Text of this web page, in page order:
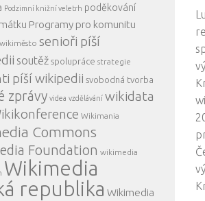
Podzimní knižní veletrh poděkování
Programy pro komunitu
senioři píší
soutěž spolupráce strategie
píší wikipedii svobodná tvorba
zprávy videa vzdělávání wikidata
Wikimania
Commons
Foundation wikimedia
Wikimedia
republika Wikimedia